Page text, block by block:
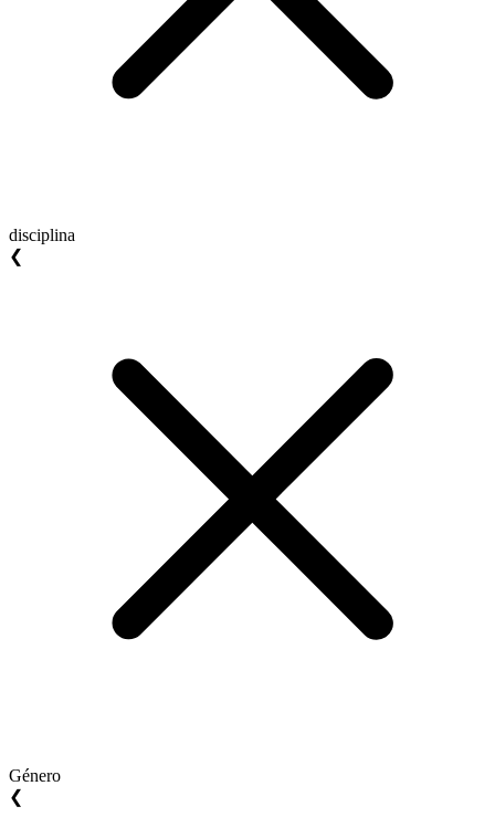
disciplina
❮
Género
❮